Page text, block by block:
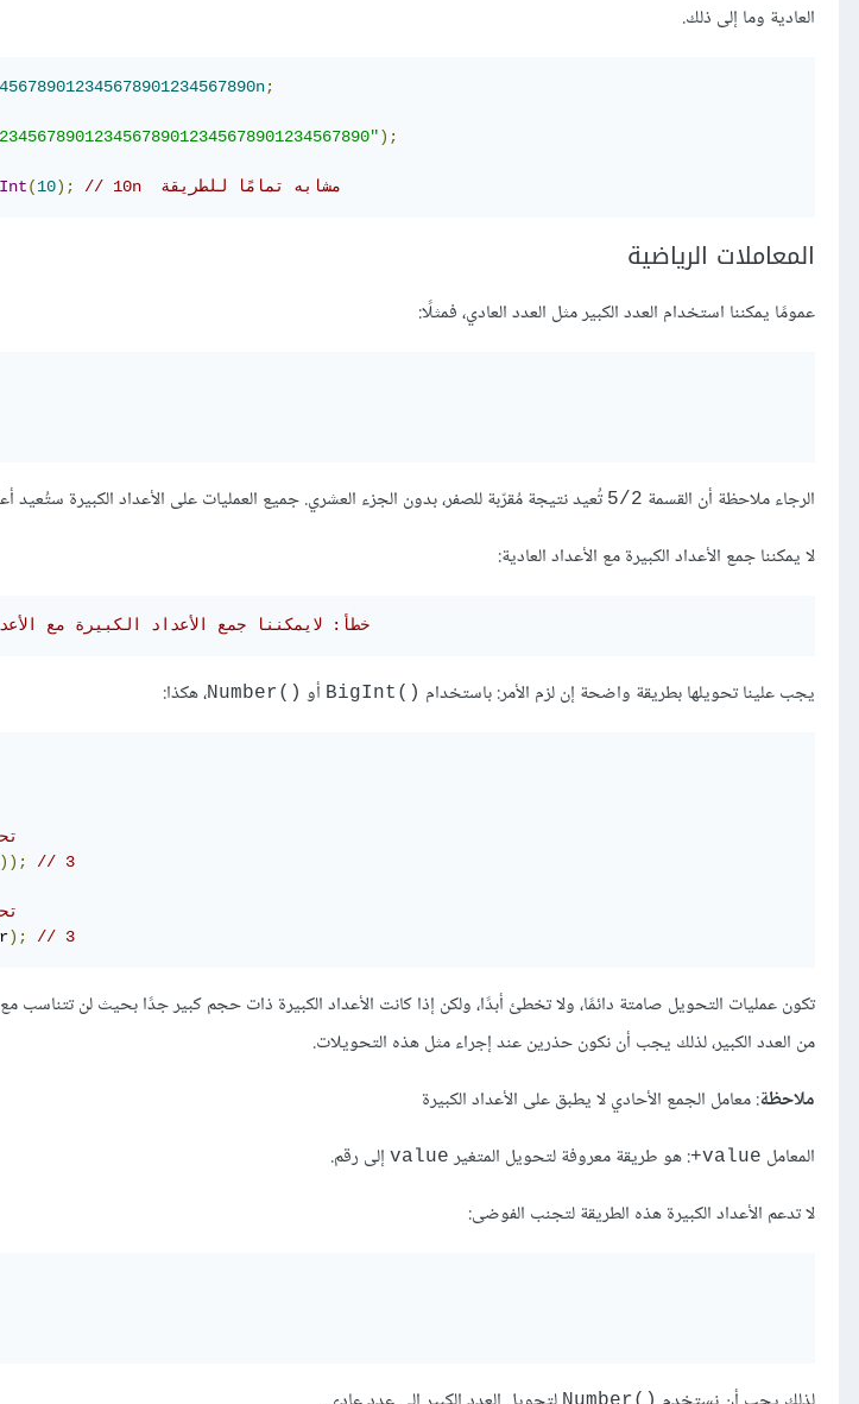
العادية وما إلى ذلك.
;
);
(10); // ‫مشابه تمامًا للطريقة  10n
المعاملات الرياضية
عمومًا يمكننا استخدام العدد الكبير مثل العدد العادي، فمثلًا:
الرجاء ملاحظة أن القسمة 5/2 تُعيد نتيجة مُقرّبة للصفر، بدون الجزء العشري. جميع العمليات على الأعداد الكبيرة ستُعيد
لا يمكننا جمع الأعداد الكبيرة مع الأعداد العادية:
// ‫خطأ: لايمكننا جمع الأعداد الكبيرة مع
يجب علينا تحويلها بطريقة واضحة إن لزم الأمر: باستخدام BigInt()‎ أو Number()‎، هكذا:
//
)); // 3
//
); // 3
تكون عمليات التحويل صامتة دائمًا، ولا تخطئ أبدًا، ولكن إذا كانت الأعداد الكبيرة ذات حجم كبير جدًا بحيث لن تتناسب
من العدد الكبير، لذلك يجب أن نكون حذرين عند إجراء مثل هذه التحويلات.
ملاحظة: معامل الجمع الأحادي لا يطبق على الأعداد الكبيرة
المعامل ‎+value: هو طريقة معروفة لتحويل المتغير value إلى رقم.
لا تدعم الأعداد الكبيرة هذه الطريقة لتجنب الفوضى: